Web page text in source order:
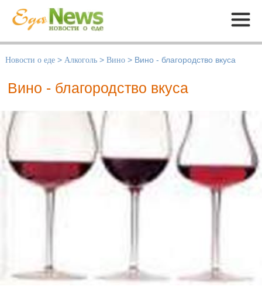
Меню
Новости о еде > Алкоголь > Вино > Вино - благородство вкуса
Вино - благородство вкуса